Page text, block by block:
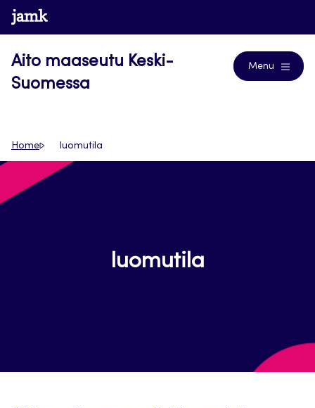
Siirry
suoraan
www.jamk.fi
Aito maaseutu Keski-
Suomessa
Menu
Home luomutila
luomutila